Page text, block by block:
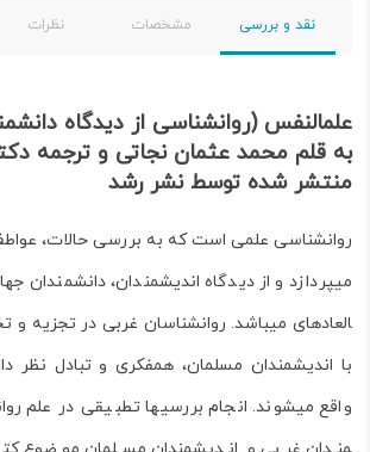
نقد و بررسی مشخصات نظرات
علم­النفس (روان­شناسی از دیدگاه
به قلم محمد عثمان نجاتی و ترجمه
منتشر شده توسط نشر رشد
روان­شناسی علمی است که به بررسی حالات، عواطف
العاده­ای می­باشد. روان­شناسان غربی در تجزیه و
با اندیش­مندان مسلمان، هم­فکری و تبادل نظر